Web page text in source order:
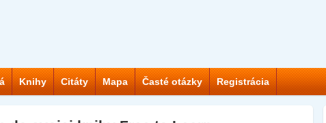
Knihy Citáty Mapa Časté otázky Registrácia